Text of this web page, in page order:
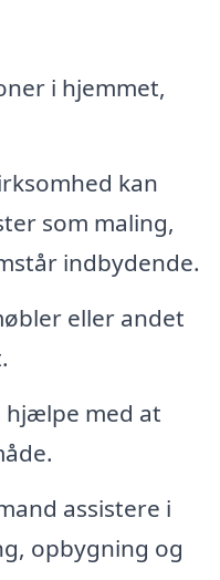
i hjemmet,
kan
som maling,
indbydende.
eller andet
hjælpe med at
assistere i
opbygning og